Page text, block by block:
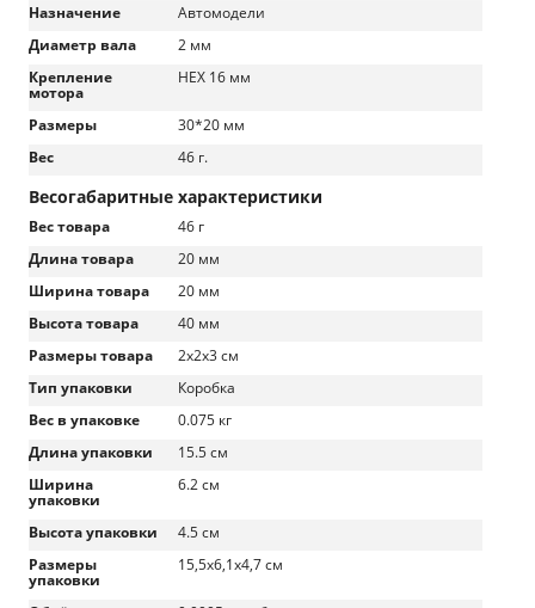
Назначение
Автомодели
Диаметр вала
2 мм
Крепление
мотора
HEX 16 мм
Размеры
30*20 мм
Вес
46 г.
Весогабаритные характеристики
Вес товара
46 г
Длина товара
20 мм
Ширина товара
20 мм
Высота товара
40 мм
Размеры товара
2х2х3 см
Тип упаковки
Коробка
Вес в упаковке
0.075 кг
Длина упаковки
15.5 см
Ширина
упаковки
6.2 см
Высота упаковки
4.5 см
Размеры
упаковки
15,5х6,1х4,7 см